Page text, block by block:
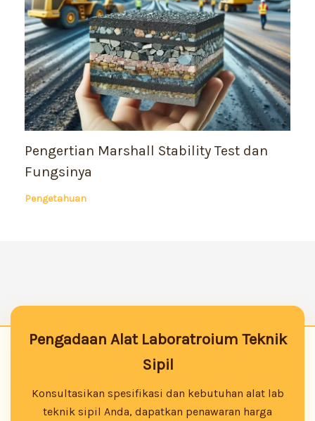
Pengertian Marshall Stability Test dan
Fungsinya
Pengetahuan
Pengadaan Alat Laboratroium Teknik
Sipil
Konsultasikan spesifikasi dan kebutuhan alat lab
teknik sipil Anda, dapatkan penawaran harga